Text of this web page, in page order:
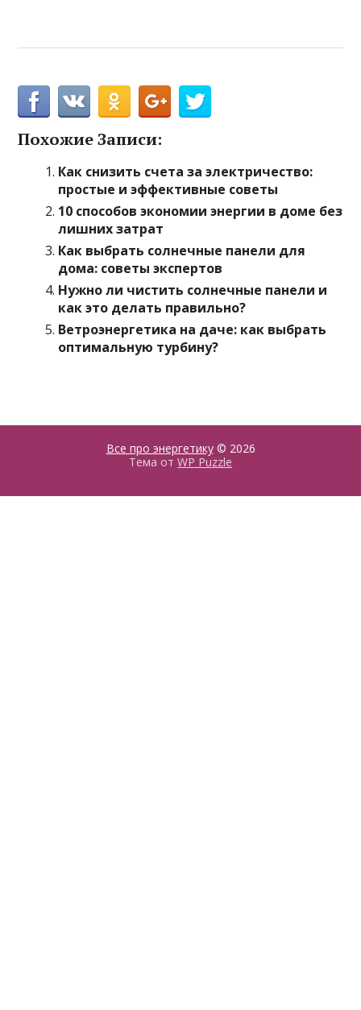
Похожие Записи:
Как снизить счета за электричество:
простые и эффективные советы
10 способов экономии энергии в доме без
лишних затрат
Как выбрать солнечные панели для
дома: советы экспертов
Нужно ли чистить солнечные панели и
как это делать правильно?
Ветроэнергетика на даче: как выбрать
оптимальную турбину?
Все про энергетику© 2026
Тема от WP Puzzle